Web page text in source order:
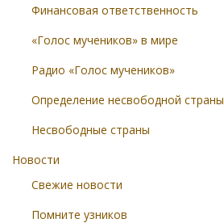
Финансовая ответственность
«Голос мучеников» в мире
Радио «Голос мучеников»
Определение несвободной страны
Несвободные страны
Новости
Свежие новости
Помните узников